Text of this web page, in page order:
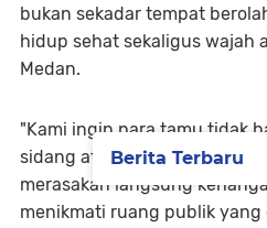
bukan sekadar tempat
hidup sehat sekaligus wajah
Medan.
​"Kami ingin para tamu tidak
sidang atau kegiatan formal
merasakan langsung
menikmati ruang publik yang
Berita Terbaru